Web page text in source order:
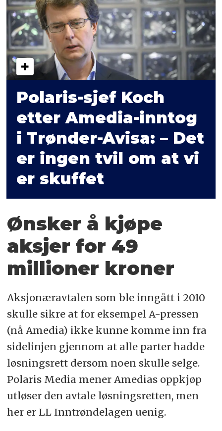
Polaris-sjef Koch
etter Amedia-inntog
i Trønder-Avisa: – Det
er ingen tvil om at vi
er skuffet
Ønsker å kjøpe
aksjer for 49
millioner kroner
Aksjonæravtalen som ble inngått i 2010
skulle sikre at for eksempel A-pressen
(nå Amedia) ikke kunne komme inn fra
sidelinjen gjennom at alle parter hadde
løsningsrett dersom noen skulle selge.
Polaris Media mener Amedias oppkjøp
utløser den avtale løsningsretten, men
her er LL Inntrøndelagen uenig.